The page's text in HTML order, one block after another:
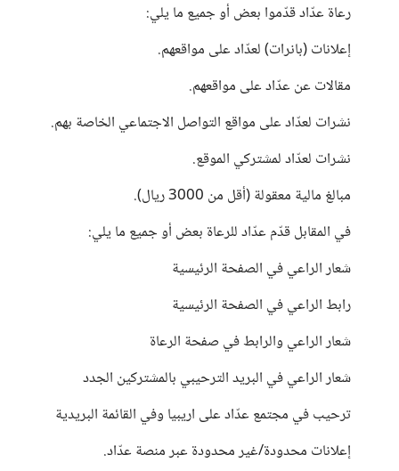
رعاة عدّاد قدّموا بعض أو جميع ما يلي:
إعلانات (بانرات) لعدّاد على مواقعهم.
مقالات عن عدّاد على مواقعهم.
نشرات لعدّاد على مواقع التواصل الاجتماعي الخاصة بهم.
نشرات لعدّاد لمشتركي الموقع.
مبالغ مالية معقولة (أقل من 3000 ريال).
في المقابل قدّم عدّاد للرعاة بعض أو جميع ما يلي:
شعار الراعي في الصفحة الرئيسية
رابط الراعي في الصفحة الرئيسية
شعار الراعي والرابط في صفحة الرعاة
شعار الراعي في البريد الترحيبي بالمشتركين الجدد
ترحيب في مجتمع عدّاد على اريبيا وفي القائمة البريدية
إعلانات محدودة/غير محدودة عبر منصة عدّاد.